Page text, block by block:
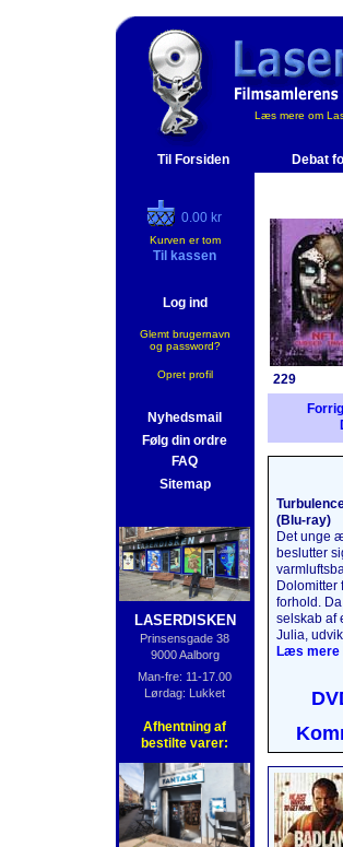
Til Forsiden Debat
Læs mere om
0.00 kr
Kurven er tom
Til kassen
Log ind
Glemt brugernavn
og password?
Opret profil
Nyhedsmail
Følg din ordre
FAQ
Sitemap
LASERDISKEN
Prinsensgade 38
9000 Aalborg
Man-fre: 11-17.00
Lørdag: Lukket
Afhentning af
bestilte varer:
229
(Blu‑ray)
Det unge
beslutter
Dolomitter
forhold.
selskab af
Julia,
på en
været en
mørke
og
Læs mere
Læs mere